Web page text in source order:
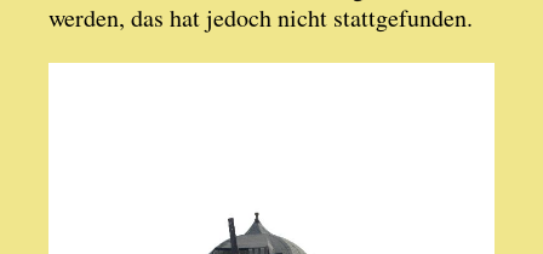
werden, das hat jedoch nicht stattgefunden.